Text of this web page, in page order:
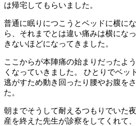
は帰宅してもらいました。
普通に眠りにつこうとベッドに横に
ら、それまでとは違い痛みは横にな
きないほどになってきました。
ここからが本陣痛の始まりだったよ
くなっていきました。 ひとりでベッ
逃がすため動き回ったり腰やお腹を
た。
朝までそうして耐えるつもりでいた
産を終えた先生が診察をしてくれて